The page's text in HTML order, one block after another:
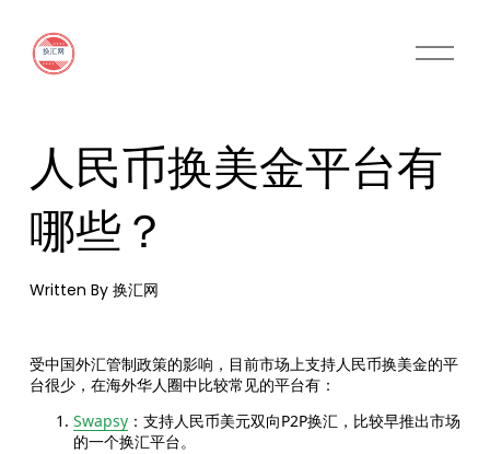
O
e
人民币换美金平台有
哪些？
Written By 换汇网
受中国外汇管制政策的影响，目前市场上支持人民币换美金的平
台很少，在海外华人圈中比较常见的平台有：
Swapsy：支持人民币美元双向P2P换汇，比较早推出市场
的一个换汇平台。